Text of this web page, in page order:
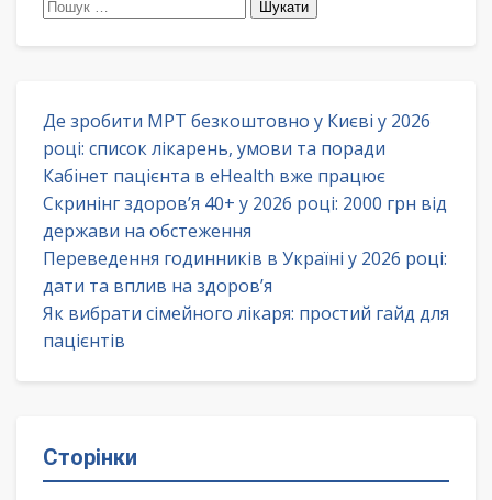
Де зробити МРТ безкоштовно у Києві у 2026
році: список лікарень, умови та поради
Кабінет пацієнта в eHealth вже працює
Скринінг здоров’я 40+ у 2026 році: 2000 грн від
держави на обстеження
Переведення годинників в Україні у 2026 році:
дати та вплив на здоров’я
Як вибрати сімейного лікаря: простий гайд для
пацієнтів
Сторінки